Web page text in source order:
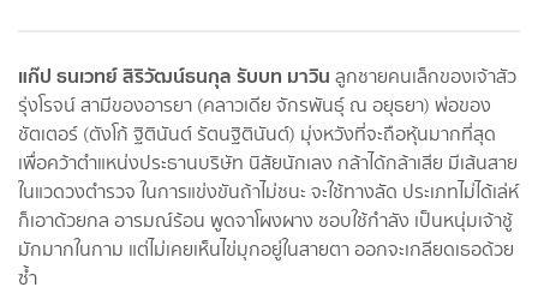
แก๊ป ธนเวทย์ สิริวัฒน์ธนกุล รับบท มาวิน ลูกชายคนเล็กของเจ้าสัว
รุ่งโรจน์ สามีของอารยา (คลาวเดีย จักรพันธุ์ ณ อยุธยา) พ่อของ
ชัตเตอร์ (ตังโก้ ฐิตินันต์ รัตนฐิตินันต์) มุ่งหวังที่จะถือหุ้นมากที่สุด
เพื่อคว้าตำแหน่งประธานบริษัท นิสัยนักเลง กล้าได้กล้าเสีย มีเส้นสาย
ในแวดวงตำรวจ ในการแข่งขันถ้าไม่ชนะ จะใช้ทางลัด ประเภทไม่ได้เล่ห์
ก็เอาด้วยกล อารมณ์ร้อน พูดจาโผงผาง ชอบใช้กำลัง เป็นหนุ่มเจ้าชู้
มักมากในกาม แต่ไม่เคยเห็นไข่มุกอยู่ในสายตา ออกจะเกลียดเธอด้วย
ซ้ำ